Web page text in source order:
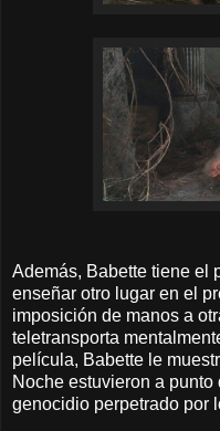
Además, Babette tiene el
enseñar otro lugar en el
imposición de manos a
teletransporta
película, Babette le
Noche estuvieron a
genocidio perpetrado por